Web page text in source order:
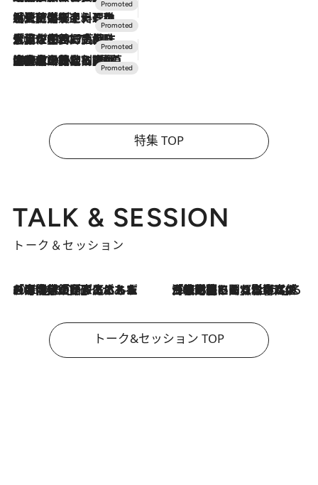
2026.7.24
【夏限定ディナーコース】旬を迎える稚鮎や花ズッキーニなどをイタリア・トスカーナの郷土料理の手法で満喫！
2026.7.17
「土佐和ハーブかき氷」がOMO7高知に登場！生姜、山椒、大葉など目にも舌にも涼を呼ぶ郷土の味
2026.7.10
NEW OPEN！【界 草津】名湯の地に誕生。趣の異なる2種の温泉と上州ならではの会席・蕎麦割烹など美食を味わう究極の癒やし旅
特集 TOP
TALK & SESSION
トーク＆セッション
2026.8.3
「今後値上げがあるとすれば…」「リスクがあるのは今年の冬」エネルギー専門家が語る、ホルムズ海峡封鎖が家庭にもたらす“ある心配” 2026.8.3
「住宅建てられない…」「サーチャージ料の高値が続いている」ホルムズ海峡封鎖による影響はいつまで続く？《エネルギー専門家に聞く“どうなる日本の暮らし”》
トーク&セッション TOP